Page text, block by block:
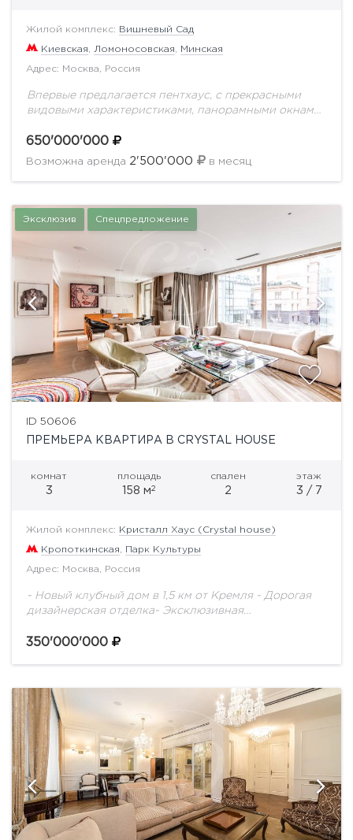
Жилой комплекс: Вишневый Сад
Киевская Ломоносовская Минская
Адрес: Москва, Россия
Впервые предлагается пентхаус, с прекрасными
видовыми характеристиками, панорамными окнами
дорогостоящий ремонт, с идеально продуманной
планировкой для комфортной жизни семьи.
650'000'000
Возможна аренда 2'500'000 в месяц
Эксклюзив Спецпредложение
ID 50606
ПРЕМЬЕРА КВАРТИРА В CRYSTAL HOUSE
комнат
3
площадь
158 м2
спален
2
этаж
3 / 7
Жилой комплекс: Кристалл Хаус (Crystal house)
Кропоткинская, Парк Культуры
Адрес: Москва, Россия
- Новый клубный дом в 1,5 км от Кремля - Дорогая
дизайнерская отделка- Эксклюзивная
расположена на третьем этаже клубного дома
350'000'000